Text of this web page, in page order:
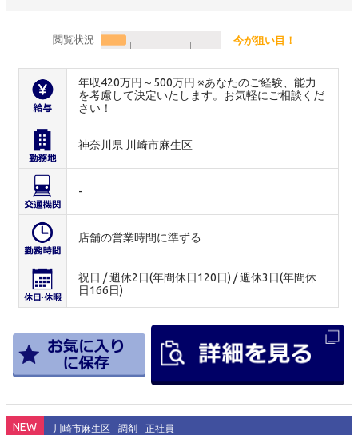
閲覧状況 今が狙い目！
年収420万円～500万円 ※あなたのご経験、能力
を考慮して決定いたします。お気軽にご相談くだ
さい！
神奈川県 川崎市麻生区
-
店舗の営業時間に準ずる
祝日 / 週休2日(年間休日120日) / 週休3日(年間休
日166日)
NEW 川崎市麻生区 調剤 正社員